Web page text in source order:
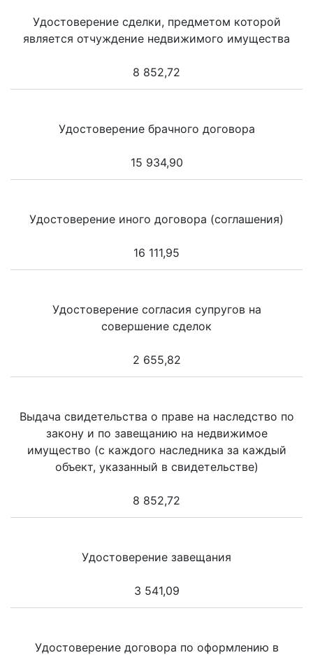
Удостоверение сделки, предметом которой
является отчуждение недвижимого имущества
8 852,72
Удостоверение брачного договора
15 934,90
Удостоверение иного договора (соглашения)
16 111,95
Удостоверение согласия супругов на
совершение сделок
2 655,82
Выдача свидетельства о праве на наследство по
закону и по завещанию на недвижимое
имущество (с каждого наследника за каждый
объект, указанный в свидетельстве)
8 852,72
Удостоверение завещания
3 541,09
Удостоверение договора по оформлению в